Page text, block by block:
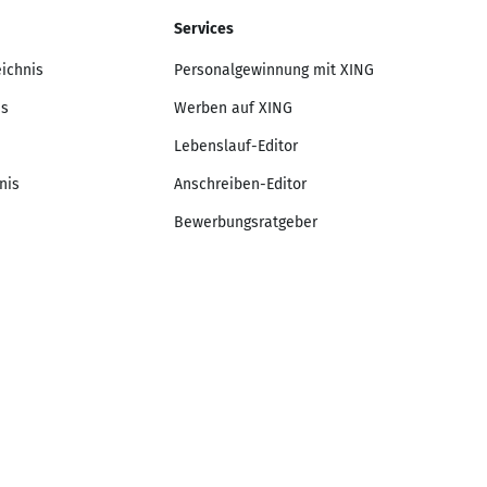
Services
Personalgewinnung mit XING
Werben auf XING
Lebenslauf-Editor
Anschreiben-Editor
Bewerbungsratgeber